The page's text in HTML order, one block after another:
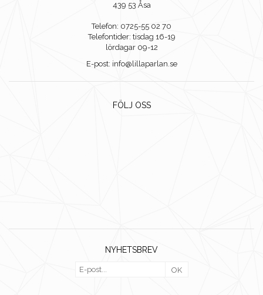
439 53 Åsa
Telefon: 0725-55 02 70
Telefontider: tisdag 16-19
lördagar 09-12
E-post: info@lillaparlan.se
FÖLJ OSS
NYHETSBREV
OK